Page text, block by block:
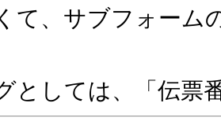
て、サブフォーム
としては、「伝票